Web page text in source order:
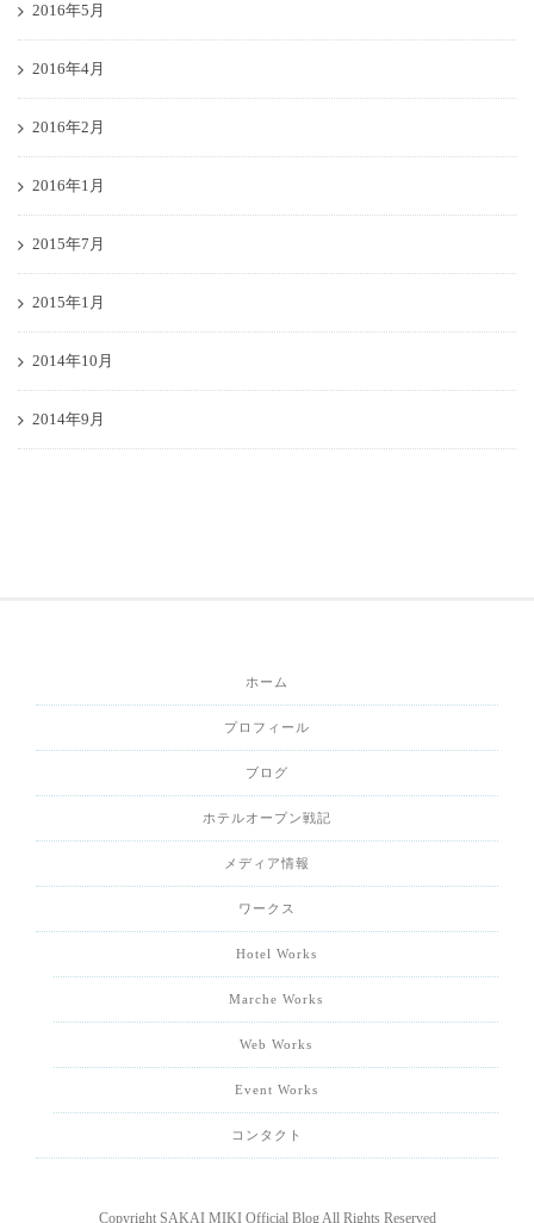
2016年5月
2016年4月
2016年2月
2016年1月
2015年7月
2015年1月
2014年10月
2014年9月
ホーム
プロフィール
ブログ
ホテルオープン戦記
メディア情報
ワークス
Hotel Works
Marche Works
Web Works
Event Works
コンタクト
Copyright SAKAI MIKI Official Blog All Rights Reserved